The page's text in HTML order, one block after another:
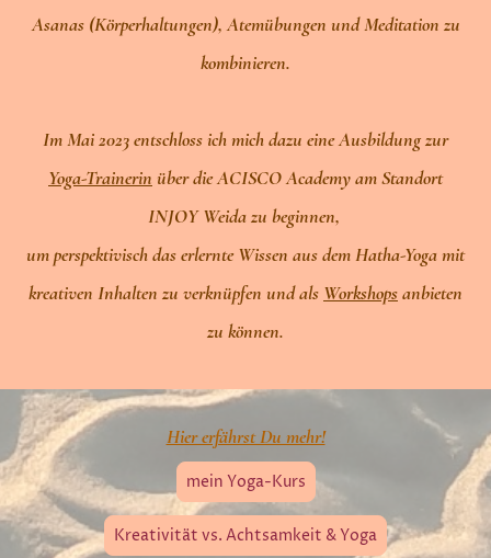
Asanas (Körperhaltungen), Atemübungen und Meditation zu
kombinieren.
Im Mai 2023 entschloss ich mich dazu eine Ausbildung zur
Yoga-Trainerin über die ACISCO Academy am Standort
INJOY Weida zu beginnen,
um perspektivisch das erlernte Wissen aus dem Hatha-Yoga mit
kreativen Inhalten zu verknüpfen und als Workshopsanbieten
zu können.
Hier erfährst Du mehr!
mein Yoga-Kurs
Kreativität vs. Achtsamkeit & Yoga